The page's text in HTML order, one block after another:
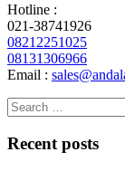
Hotline :
021-38741926
08212251025
08131306966
Email :
Search
for:
Recent posts